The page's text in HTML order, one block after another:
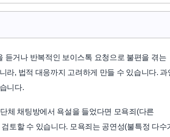
듣거나 반복적인 보이스톡 요청으로 불편을 겪는
라, 법적 대응까지 고려하게 만들 수 있습니다. 과
니다.
체 채팅방에서 욕설을 들었다면 모욕죄(다른
토할 수 있습니다. 모욕죄는 공연성(불특정 다수